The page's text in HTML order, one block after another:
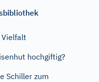
Vielfalt
hochgiftig?
Schiller zum